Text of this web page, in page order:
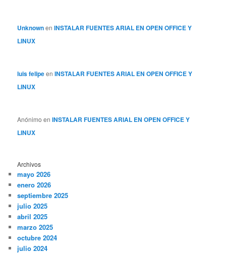
UnknownenINSTALAR FUENTES ARIAL EN OPEN OFFICE Y
LINUX
luis felipeenINSTALAR FUENTES ARIAL EN OPEN OFFICE Y
LINUX
Anónimo enINSTALAR FUENTES ARIAL EN OPEN OFFICE Y
LINUX
Archivos
mayo 2026
enero 2026
septiembre 2025
julio 2025
abril 2025
marzo 2025
octubre 2024
julio 2024